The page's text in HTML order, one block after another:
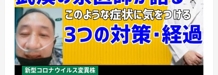
新型コロナウイルス変異株